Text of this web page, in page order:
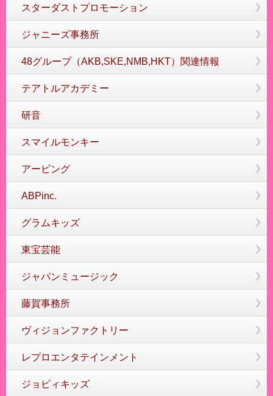
スターダストプロモーション
ジャニーズ事務所
48グループ（AKB,SKE,NMB,HKT）関連情報
テアトルアカデミー
研音
スマイルモンキー
アービング
ABPinc.
グラムキッズ
東宝芸能
ジャパンミュージック
藤賀事務所
ヴィジョンファクトリー
レプロエンタテインメント
ジョビィキッズ